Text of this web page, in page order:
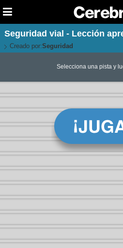
Seguridad vial - Lección
Creado por:Seguridad
Selecciona una pista y